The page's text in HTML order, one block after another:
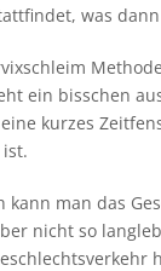
was
ein bisschen
kurzes
kann man das
nicht so